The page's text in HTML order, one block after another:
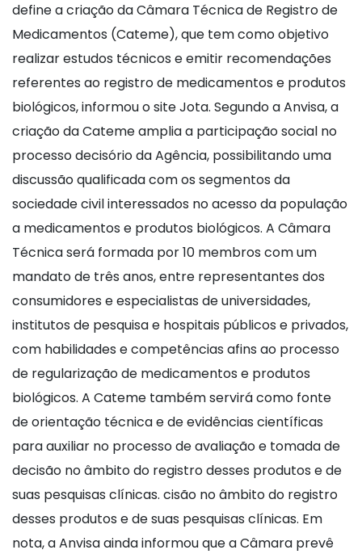
define a criação da Câmara Técnica de Registro de
Medicamentos (Cateme), que tem como objetivo
realizar estudos técnicos e emitir recomendações
referentes ao registro de medicamentos e produtos
biológicos, informou o site Jota. Segundo a Anvisa, a
criação da Cateme amplia a participação social no
processo decisório da Agência, possibilitando uma
discussão qualificada com os segmentos da
sociedade civil interessados no acesso da população
a medicamentos e produtos biológicos. A Câmara
Técnica será formada por 10 membros com um
mandato de três anos, entre representantes dos
consumidores e especialistas de universidades,
institutos de pesquisa e hospitais públicos e privados,
com habilidades e competências afins ao processo
de regularização de medicamentos e produtos
biológicos. A Cateme também servirá como fonte
de orientação técnica e de evidências científicas
para auxiliar no processo de avaliação e tomada de
decisão no âmbito do registro desses produtos e de
suas pesquisas clínicas. cisão no âmbito do registro
desses produtos e de suas pesquisas clínicas. Em
nota, a Anvisa ainda informou que a Câmara prevê